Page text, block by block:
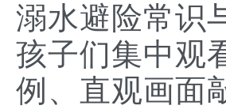
溺水避险常识
孩子们集中观
例、直观画面